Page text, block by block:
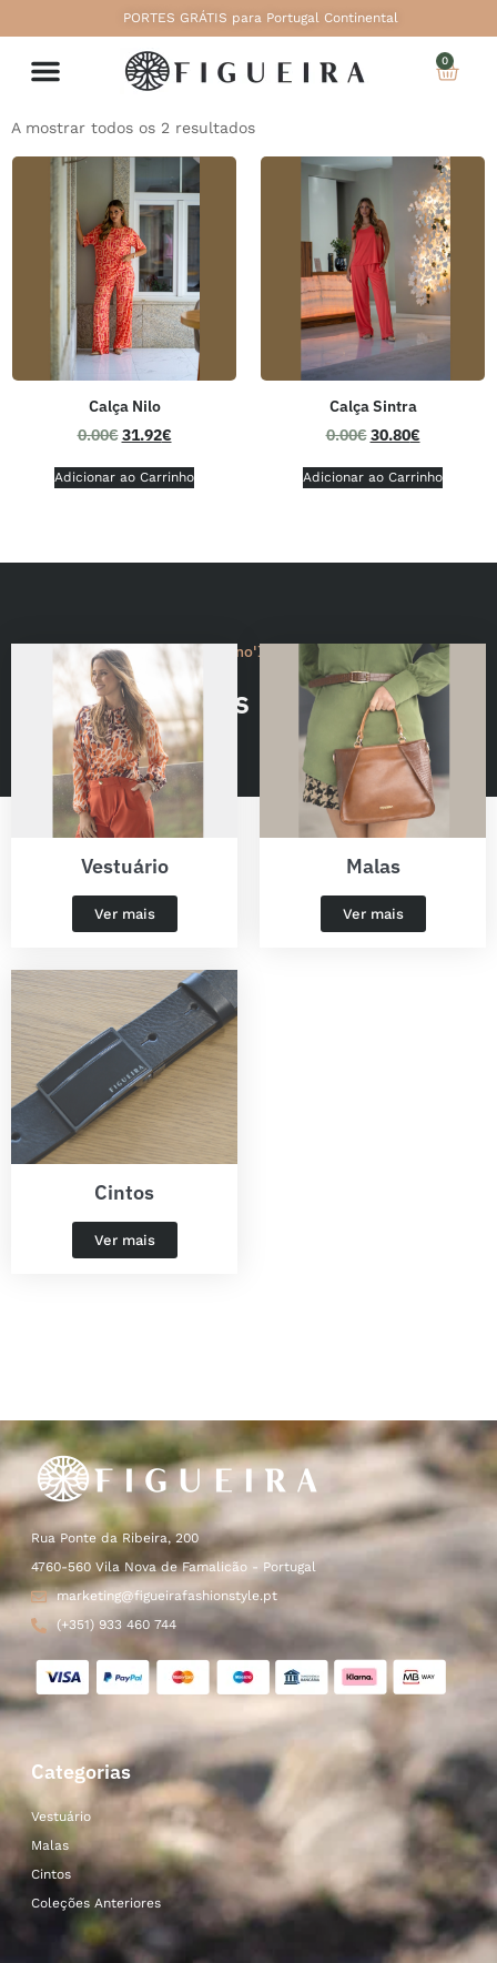
PORTES GRÁTIS para Portugal Continental
0
A mostrar todos os 2 resultados
Calça Nilo
0.00€31.92€
Adicionar ao Carrinho
Calça Sintra
0.00€30.80€
Adicionar ao Carrinho
Coleção Outono'Inverno 25/26
Categorias Populares
Vestuário
Ver mais
Malas
Ver mais
Cintos
Ver mais
Rua Ponte da Ribeira, 200
4760-560 Vila Nova de Famalicão - Portugal
marketing@figueirafashionstyle.pt
(+351) 933 460 744
Categorias
Vestuário
Malas
Cintos
Coleções Anteriores